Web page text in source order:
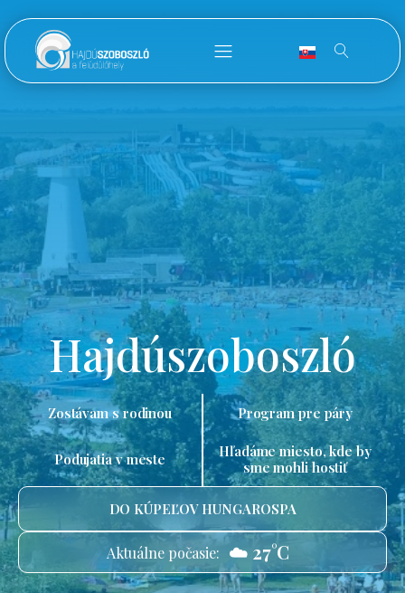
Hajdúszoboszló
Zostávam s rodinou Program pre páry
Podujatia v meste
Hľadáme miesto, kde by
sme mohli hostiť
DO KÚPEĽOV HUNGAROSPA
Aktuálne počasie: ☁️ 27°C